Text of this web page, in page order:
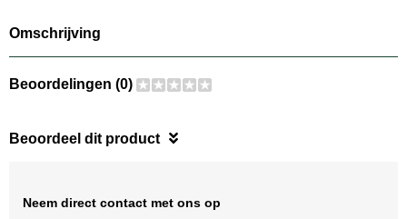
Omschrijving
Beoordelingen (0)
Beoordeel dit product
Neem direct contact met ons op